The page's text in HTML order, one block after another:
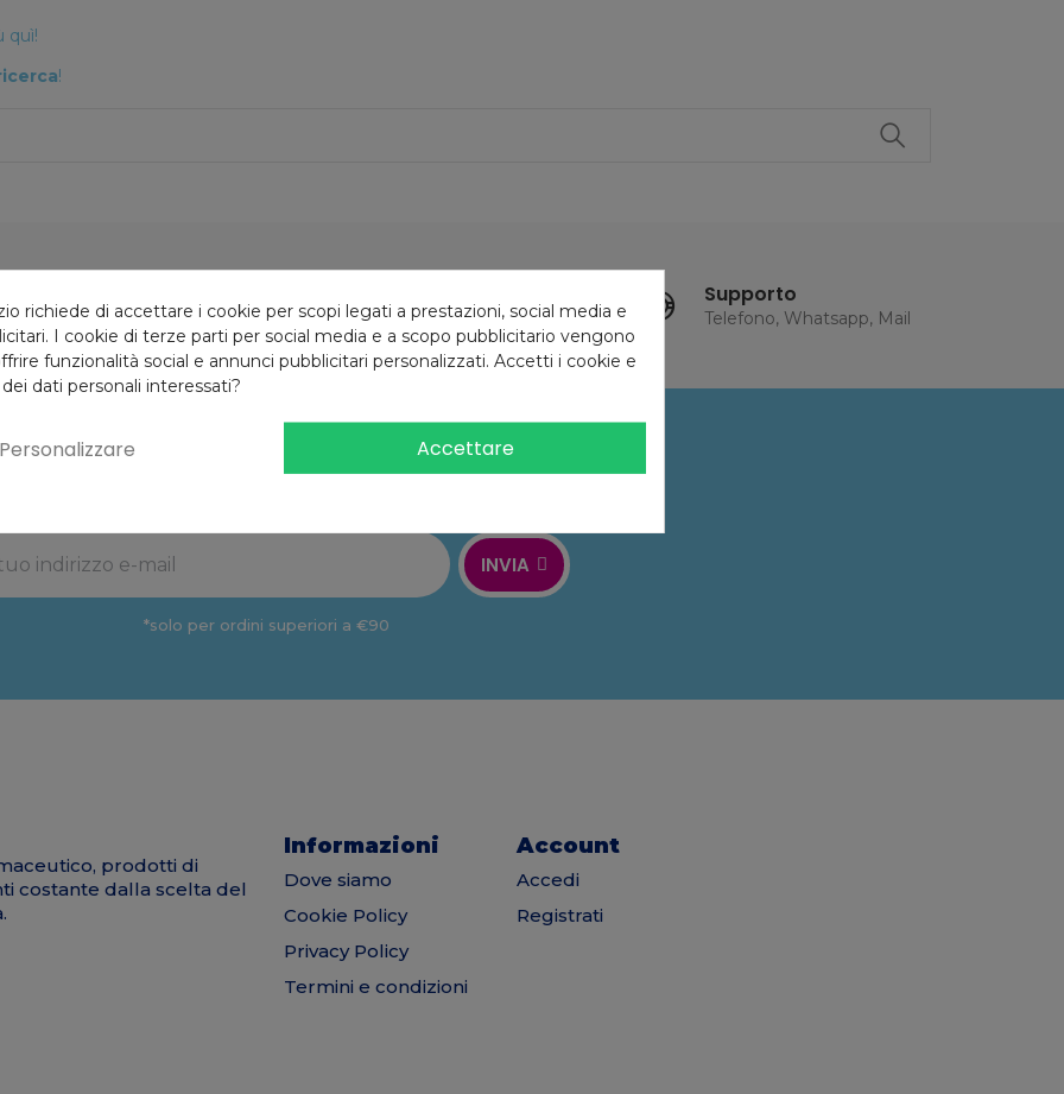
quì!
!
giorni Iscrizione newsletter
Supporto
Telefono, Whatsapp, Mail
Iscriviti alla newsletter
INVIA
*solo per ordini superiori a €90
prodotti di
costante dalla scelta del
Informazioni
Dove siamo
Cookie Policy
Privacy Policy
Termini e condizioni
Account
Accedi
Registrati
richiede di accettare i cookie per scopi legati a prestazioni, social media e
I cookie di terze parti per social media e a scopo pubblicitario vengono
funzionalità social e annunci pubblicitari personalizzati. Accetti i cookie e
dati personali interessati?
Accettare
Personalizzare